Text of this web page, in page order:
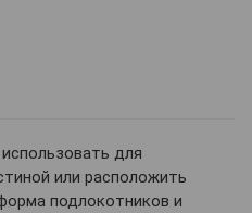
для
или расположить
подлокотников и